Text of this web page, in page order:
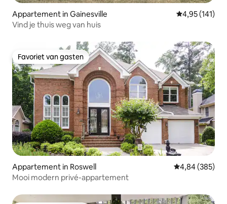
Appartement in Gainesville Gemiddelde
4,95 (141)
Vind je thuis weg van huis
Favoriet van gasten
Favoriet van gasten
Appartement in Roswell Gemiddelde
4,84 (385)
Mooi modern privé-appartement